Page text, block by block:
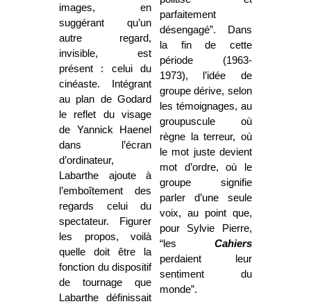
images, en
suggérant qu’un
autre regard,
invisible, est
présent : celui du
cinéaste. Intégrant
au plan de Godard
le reflet du visage
de Yannick Haenel
dans l’écran
d’ordinateur,
Labarthe ajoute à
l’emboîtement des
regards celui du
spectateur. Figurer
les propos, voilà
quelle doit être la
fonction du dispositif
de tournage que
Labarthe définissait
parfaitement
désengagé”. Dans
la fin de cette
période (1963-
1973), l’idée de
groupe dérive, selon
les témoignages, au
groupuscule où
règne la terreur, où
le mot juste devient
mot d’ordre, où le
groupe signifie
parler d’une seule
voix, au point que,
pour Sylvie Pierre,
“lesCahiers
perdaient leur
sentiment du
monde”.